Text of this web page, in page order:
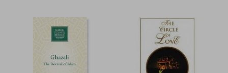
14,24 €